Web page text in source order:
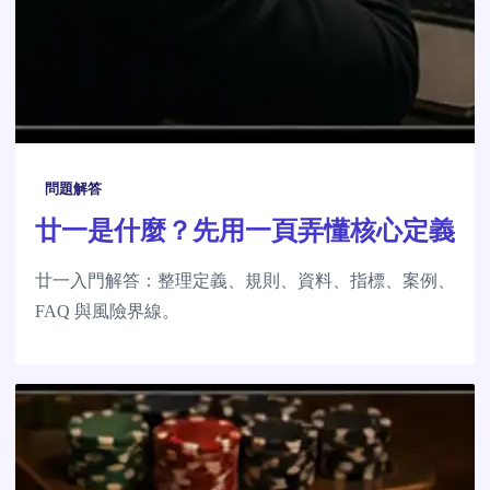
問題解答
廿一是什麼？先用一頁弄懂核心定義
廿一入門解答：整理定義、規則、資料、指標、案例、
FAQ 與風險界線。